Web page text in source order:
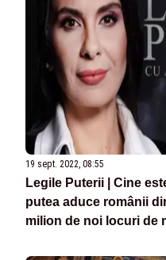
19 sept. 2022, 08:55
Legile Puterii | Cine
putea aduce românii
milion de noi locuri de